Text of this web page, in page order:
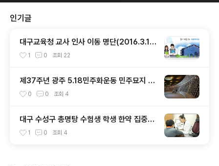
인기글
대구교육청 교사 인사 이동 명단(2016.3.1
자)1 0 조회 22
제37주년 광주 5․18민주화운동 민주묘지 기
념행사 진행 안내
0 0 조회 4
대구 수성구 총명탕 수험생 학생 한약 집중력
강화 보약
1 0 조회 4